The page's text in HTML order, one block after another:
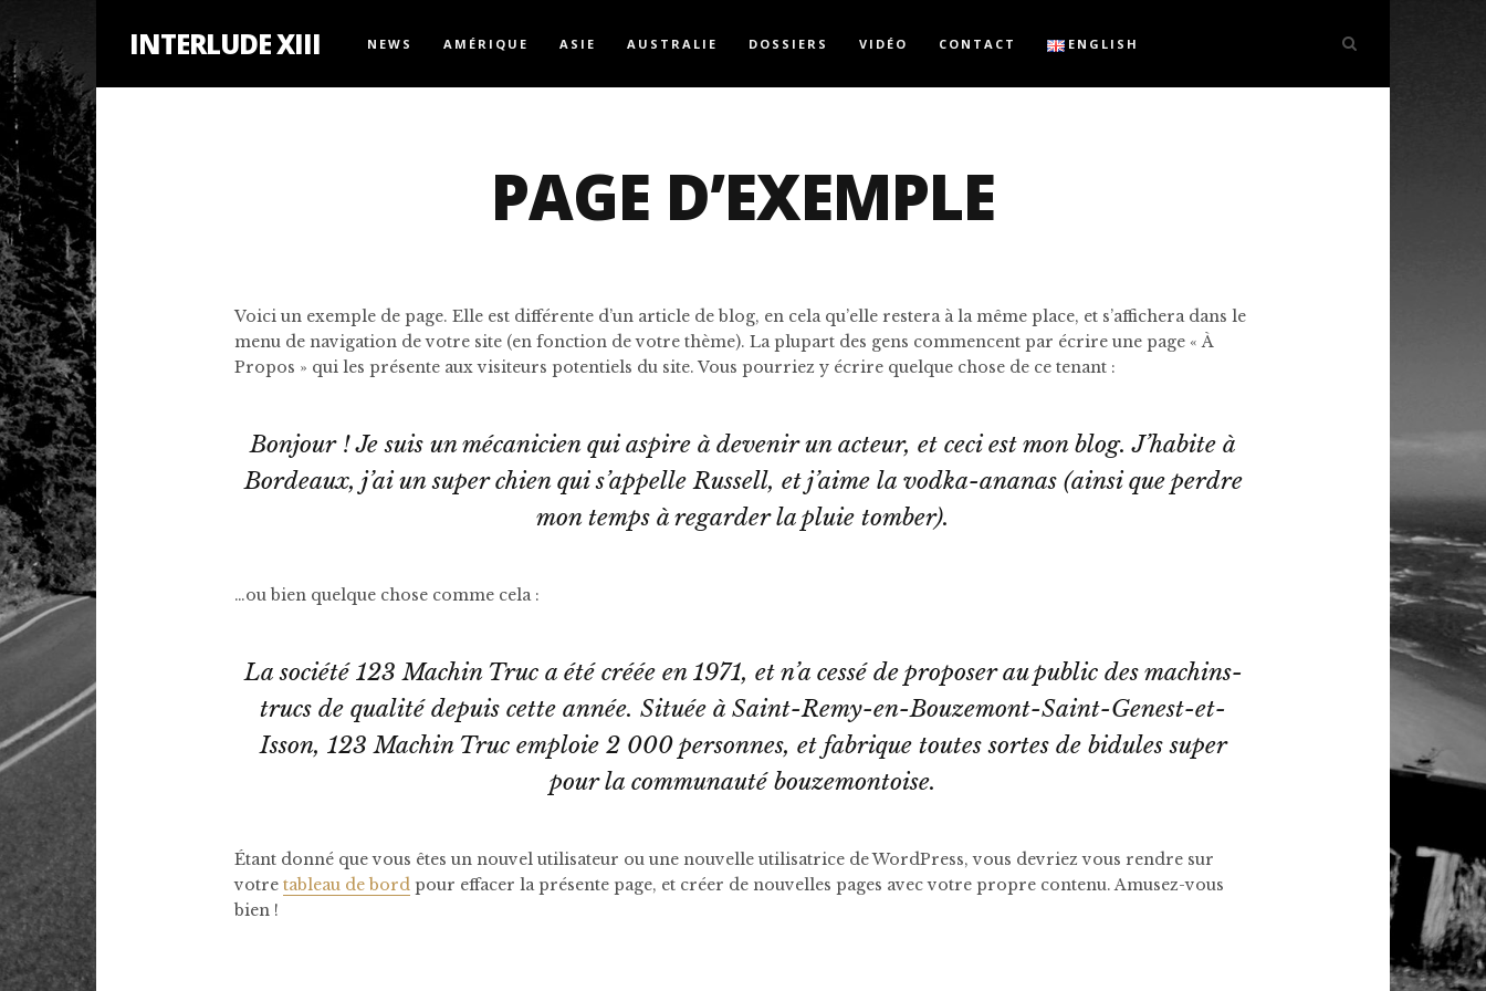
INTERLUDE XIII NEWS AMÉRIQUE ASIE AUSTRALIE DOSSIERS VIDÉO CONTACT ENGLISH
PAGE D’EXEMPLE
Voici un exemple de page. Elle est différente d’un article de blog, en cela qu’elle restera à la même place, et s’affichera dans le
menu de navigation de votre site (en fonction de votre thème). La plupart des gens commencent par écrire une page « À
Propos » qui les présente aux visiteurs potentiels du site. Vous pourriez y écrire quelque chose de ce tenant :
Bonjour ! Je suis un mécanicien qui aspire à devenir un acteur, et ceci est mon blog. J’habite à
Bordeaux, j’ai un super chien qui s’appelle Russell, et j’aime la vodka-ananas (ainsi que perdre
mon temps à regarder la pluie tomber).
…ou bien quelque chose comme cela :
La société 123 Machin Truc a été créée en 1971, et n’a cessé de proposer au public des machins-
trucs de qualité depuis cette année. Située à Saint-Remy-en-Bouzemont-Saint-Genest-et-
Isson, 123 Machin Truc emploie 2 000 personnes, et fabrique toutes sortes de bidules super
pour la communauté bouzemontoise.
Étant donné que vous êtes un nouvel utilisateur ou une nouvelle utilisatrice de WordPress, vous devriez vous rendre sur
votre tableau de bord pour effacer la présente page, et créer de nouvelles pages avec votre propre contenu. Amusez-vous
bien !